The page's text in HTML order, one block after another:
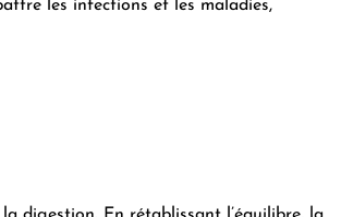
les infections et les maladies,